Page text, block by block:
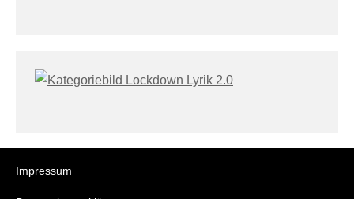
Impressum